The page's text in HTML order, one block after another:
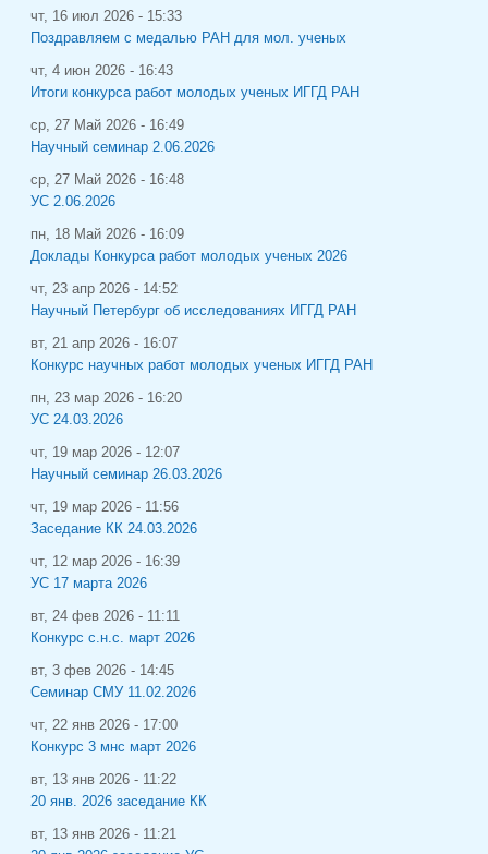
чт, 16 июл 2026 - 15:33
Поздравляем с медалью РАН для мол. ученых
чт, 4 июн 2026 - 16:43
Итоги конкурса работ молодых ученых ИГГД РАН
ср, 27 Май 2026 - 16:49
Научный семинар 2.06.2026
ср, 27 Май 2026 - 16:48
УС 2.06.2026
пн, 18 Май 2026 - 16:09
Доклады Конкурса работ молодых ученых 2026
чт, 23 апр 2026 - 14:52
Научный Петербург об исследованиях ИГГД РАН
вт, 21 апр 2026 - 16:07
Конкурс научных работ молодых ученых ИГГД РАН
пн, 23 мар 2026 - 16:20
УС 24.03.2026
чт, 19 мар 2026 - 12:07
Научный семинар 26.03.2026
чт, 19 мар 2026 - 11:56
Заседание КК 24.03.2026
чт, 12 мар 2026 - 16:39
УС 17 марта 2026
вт, 24 фев 2026 - 11:11
Конкурс с.н.с. март 2026
вт, 3 фев 2026 - 14:45
Семинар СМУ 11.02.2026
чт, 22 янв 2026 - 17:00
Конкурс 3 мнс март 2026
вт, 13 янв 2026 - 11:22
20 янв. 2026 заседание КК
вт, 13 янв 2026 - 11:21